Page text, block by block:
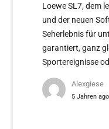
Loewe SL7, dem
und der neuen
Seherlebnis für
garantiert, ganz
Sportereignisse
Alexgiese
5 Jahren ago